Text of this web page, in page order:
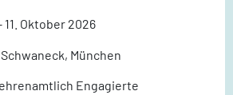
11. Oktober 2026
München
Engagierte